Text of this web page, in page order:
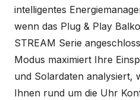
intelligentes
wenn das Plug & Play
STREAM Serie
Modus maximiert Ihre
und Solardaten analysiert,
Ihnen rund um die Uhr